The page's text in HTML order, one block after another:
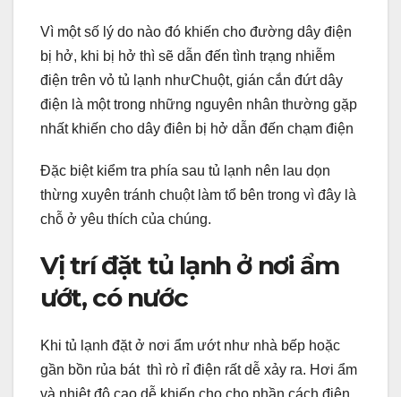
Vì một số lý do nào đó khiến cho đường dây điện
bị hở, khi bị hở thì sẽ dẫn đến tình trạng nhiễm
điện trên vỏ tủ lạnh nhưChuột, gián cắn đứt dây
điện là một trong những nguyên nhân thường gặp
nhất khiến cho dây điên bị hở dẫn đến chạm điện
Đặc biệt kiểm tra phía sau tủ lạnh nên lau dọn
thừng xuyên tránh chuột làm tổ bên trong vì đây là
chỗ ở yêu thích của chúng.
Vị trí đặt tủ lạnh ở nơi ẩm
ướt, có nước
Khi tủ lạnh đặt ở nơi ẩm ướt như nhà bếp hoặc
gần bồn rủa bát thì rò rỉ điện rất dễ xảy ra. Hơi ẩm